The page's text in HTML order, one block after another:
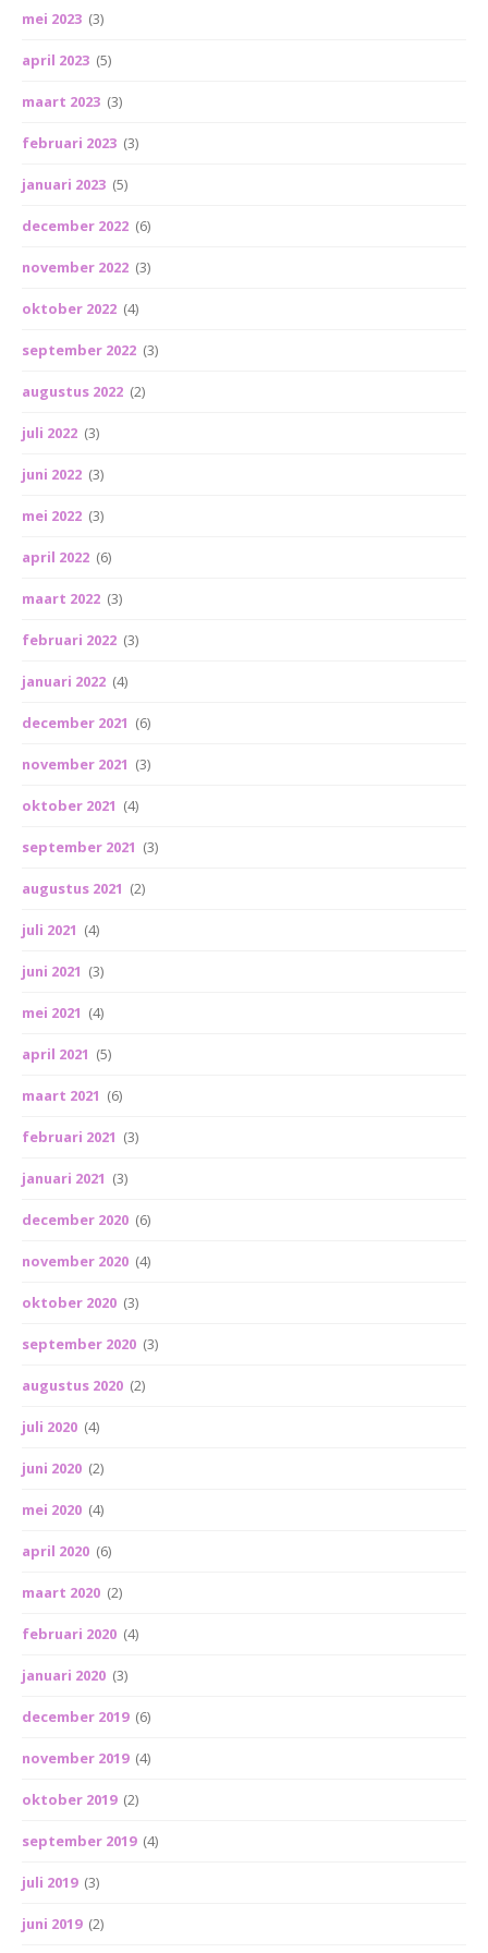
mei 2023 (3)
april 2023 (5)
maart 2023 (3)
februari 2023 (3)
januari 2023 (5)
december 2022 (6)
november 2022 (3)
oktober 2022 (4)
september 2022 (3)
augustus 2022 (2)
juli 2022 (3)
juni 2022 (3)
mei 2022 (3)
april 2022 (6)
maart 2022 (3)
februari 2022 (3)
januari 2022 (4)
december 2021 (6)
november 2021 (3)
oktober 2021 (4)
september 2021 (3)
augustus 2021 (2)
juli 2021 (4)
juni 2021 (3)
mei 2021 (4)
april 2021 (5)
maart 2021 (6)
februari 2021 (3)
januari 2021 (3)
december 2020 (6)
november 2020 (4)
oktober 2020 (3)
september 2020 (3)
augustus 2020 (2)
juli 2020 (4)
juni 2020 (2)
mei 2020 (4)
april 2020 (6)
maart 2020 (2)
februari 2020 (4)
januari 2020 (3)
december 2019 (6)
november 2019 (4)
oktober 2019 (2)
september 2019 (4)
juli 2019 (3)
juni 2019 (2)